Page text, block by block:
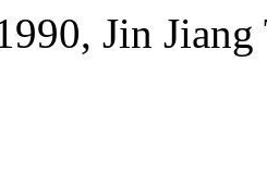
Jin Jiang